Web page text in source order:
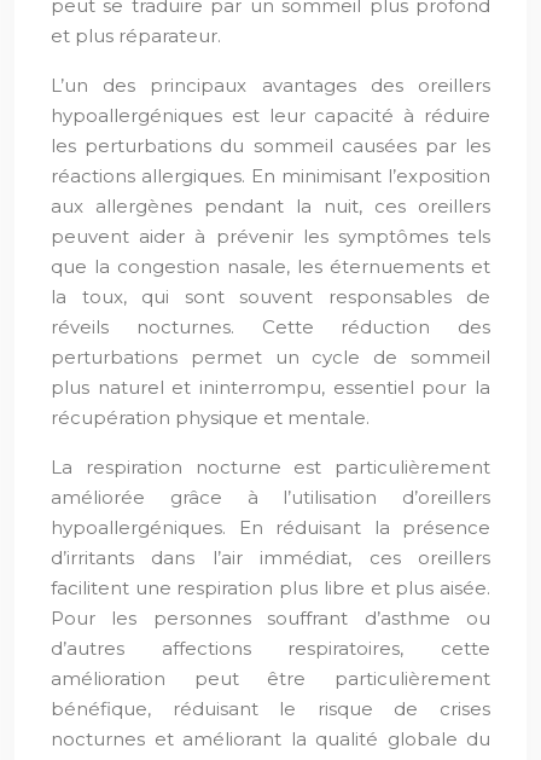
peut se traduire par un sommeil plus profond
et plus réparateur.
L’un des principaux avantages des oreillers
hypoallergéniques est leur capacité à réduire
les perturbations du sommeil causées par les
réactions allergiques. En minimisant l’exposition
aux allergènes pendant la nuit, ces oreillers
peuvent aider à prévenir les symptômes tels
que la congestion nasale, les éternuements et
la toux, qui sont souvent responsables de
réveils nocturnes. Cette réduction des
perturbations permet un cycle de sommeil
plus naturel et ininterrompu, essentiel pour la
récupération physique et mentale.
La respiration nocturne est particulièrement
améliorée grâce à l’utilisation d’oreillers
hypoallergéniques. En réduisant la présence
d’irritants dans l’air immédiat, ces oreillers
facilitent une respiration plus libre et plus aisée.
Pour les personnes souffrant d’asthme ou
d’autres affections respiratoires, cette
amélioration peut être particulièrement
bénéfique, réduisant le risque de crises
nocturnes et améliorant la qualité globale du